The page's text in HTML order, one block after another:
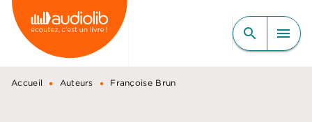
MENU RECHERCHE
CONTENU
PIED DE PAGE
search menu
Accueil • Auteurs • Françoise Brun